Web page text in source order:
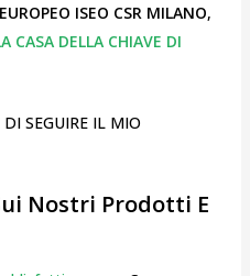
ISEO CSR MILANO,
CASA DELLA CHIAVE DI
SEGUIRE IL MIO
Nostri Prodotti E